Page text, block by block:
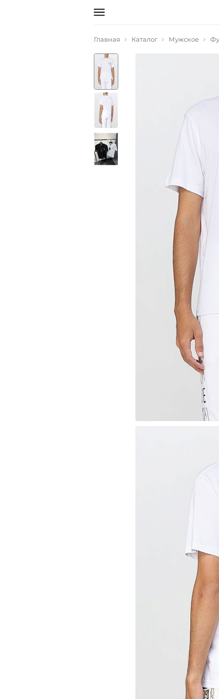
Главная Каталог Мужское